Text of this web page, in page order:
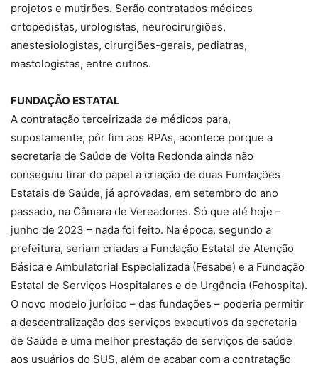
projetos e mutirões. Serão contratados médicos
ortopedistas, urologistas, neurocirurgiões,
anestesiologistas, cirurgiões-gerais, pediatras,
mastologistas, entre outros.
FUNDAÇÃO ESTATAL
A contratação terceirizada de médicos para,
supostamente, pôr fim aos RPAs, acontece porque a
secretaria de Saúde de Volta Redonda ainda não
conseguiu tirar do papel a criação de duas Fundações
Estatais de Saúde, já aprovadas, em setembro do ano
passado, na Câmara de Vereadores. Só que até hoje –
junho de 2023 – nada foi feito. Na época, segundo a
prefeitura, seriam criadas a Fundação Estatal de Atenção
Básica e Ambulatorial Especializada (Fesabe) e a Fundação
Estatal de Serviços Hospitalares e de Urgência (Fehospita).
O novo modelo jurídico – das fundações – poderia permitir
a descentralização dos serviços executivos da secretaria
de Saúde e uma melhor prestação de serviços de saúde
aos usuários do SUS, além de acabar com a contratação